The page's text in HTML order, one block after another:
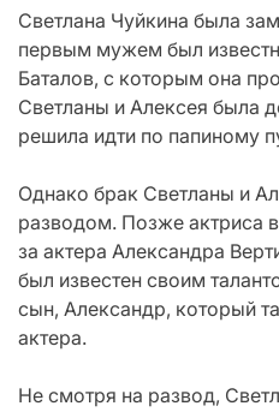
Светлана Чуйкина была
первым мужем был
Баталов, с которым она
Светланы и Алексея была
решила идти по папиному
Однако брак Светланы и
разводом. Позже актриса
за актера Александра
был известен своим
сын, Александр, который
актера.
Не смотря на развод,